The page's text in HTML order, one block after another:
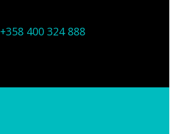
+358 400 324 888